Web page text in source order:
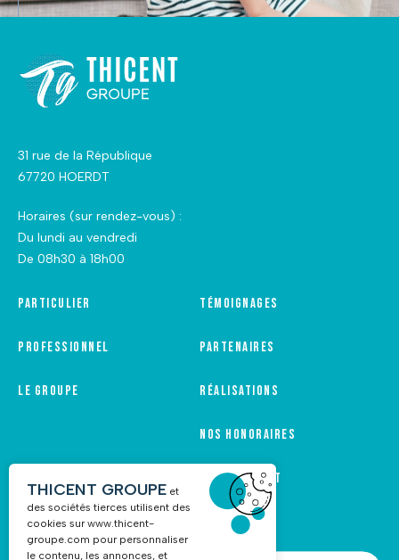
31 rue de la République
67720 HOERDT
Horaires (sur rendez-vous) :
Du lundi au vendredi
De 08h30 à 18h00
Particulier
Professionnel
Le groupe
Témoignages
Partenaires
Réalisations
Nos honoraires
Recrutement
THICENT GROUPE et
des sociétés tierces utilisent des
cookies surwww.thicent-
groupe.com pour personnaliser
le contenu, les annonces, et